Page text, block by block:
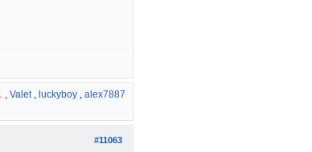
, Valet, luckyboy , alex7887
#11063